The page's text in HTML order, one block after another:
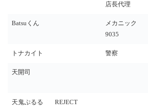
店長代理
Batsuくん
メカニック
9035
トナカイト 警察
天開司
天鬼ぷるる REJECT